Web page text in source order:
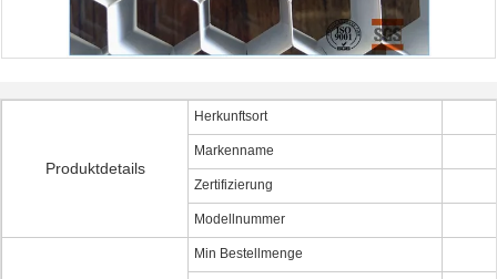
Produktdetails
Herkunftsort
Markenname
Zertifizierung
Modellnummer
Min Bestellmenge